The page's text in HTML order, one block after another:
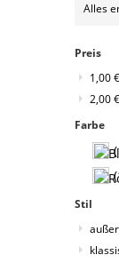
Alles
Preis
1,00 €
2,00 €
Farbe
Stil